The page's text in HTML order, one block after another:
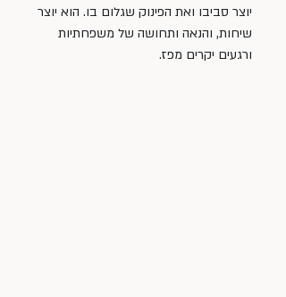
יוצר סביבו ואת הפינוק שגלום בו. הוא יוצר
שיחות, והנאה ותחושה של משפחתיות
ורגעים יקרים מפז.